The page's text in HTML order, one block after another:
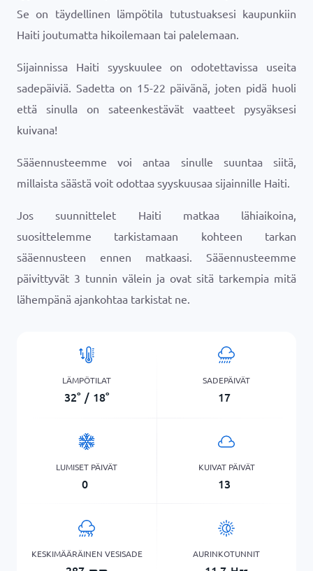
Se on täydellinen lämpötila tutustuaksesi kaupunkiin
Haiti joutumatta hikoilemaan tai palelemaan.
Sijainnissa Haiti syyskuulee on odotettavissa useita
sadepäiviä. Sadetta on 15-22 päivänä, joten pidä huoli
että sinulla on sateenkestävät vaatteet pysyäksesi
kuivana!
Sääennusteemme voi antaa sinulle suuntaa siitä,
millaista säästä voit odottaa syyskuusaa sijainnille Haiti.
Jos suunnittelet Haiti matkaa lähiaikoina,
suosittelemme tarkistamaan kohteen tarkan
sääennusteen ennen matkaasi. Sääennusteemme
päivittyvät 3 tunnin välein ja ovat sitä tarkempia mitä
lähempänä ajankohtaa tarkistat ne.
LÄMPÖTILAT
32° / 18°
SADEPÄIVÄT
17
LUMISET PÄIVÄT
0
KUIVAT PÄIVÄT
13
KESKIMÄÄRÄINEN VESISADE AURINKOTUNNIT